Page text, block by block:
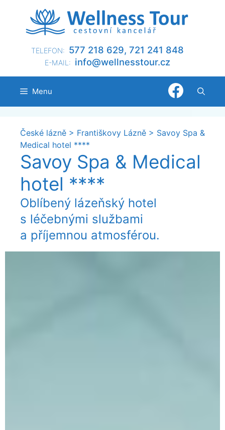
TELEFON: 577 218 629, 721 241 848
E-MAIL: zc.ru
otsse
nllew
@ofni
Menu
České lázně > Františkovy Lázně > Savoy Spa &
Medical hotel ****
Savoy Spa & Medical
hotel ****
Oblíbený lázeňský hotel
s léčebnými službami
a příjemnou atmosférou.